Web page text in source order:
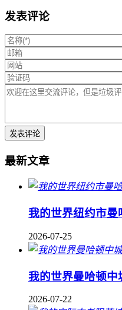
发表评论
最新文章
我的世界纽约市曼
2026-07-25
我的世界曼哈顿中
2026-07-22